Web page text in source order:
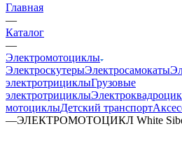
Главная
—
Каталог
—
Электромотоциклы
ЭлектроскутерыЭлектросамокаты
электротрициклыГрузовые
электротрициклы
мотоциклыДетский транспорт
—ЭЛЕКТРОМОТОЦИКЛ White